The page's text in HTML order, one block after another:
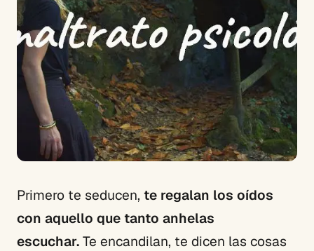
Primero te seducen, te regalan los oídos
con aquello que tanto anhelas
escuchar. Te encandilan, te dicen las cosas